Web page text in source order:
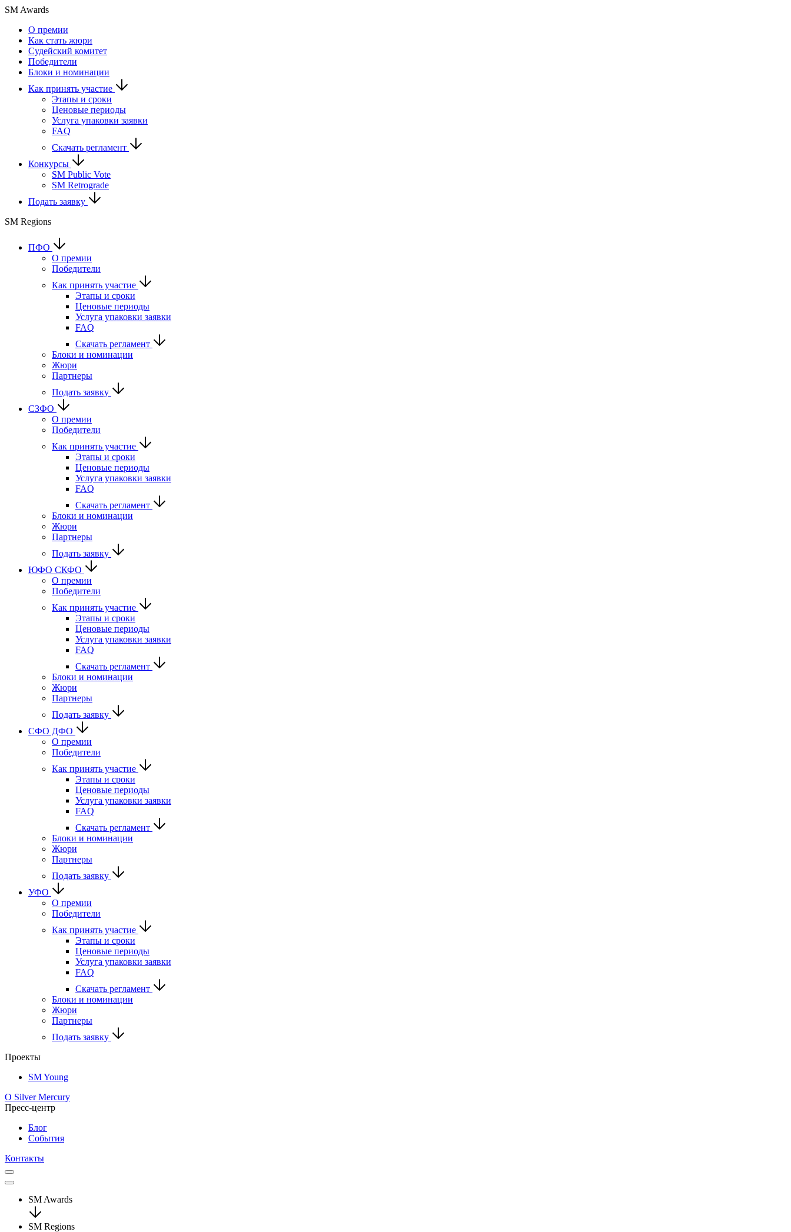
SM Awards
О премии
Как стать жюри
Судейский комитет
Победители
Блоки и номинации
Как принять участие
Этапы и сроки
Ценовые периоды
Услуга упаковки заявки
FAQ
Скачать регламент
Конкурсы
SM Public Vote
SM Retrograde
Подать заявку
SM Regions
ПФО
О премии
Победители
Как принять участие
Этапы и сроки
Ценовые периоды
Услуга упаковки заявки
FAQ
Скачать регламент
Блоки и номинации
Жюри
Партнеры
Подать заявку
СЗФО
О премии
Победители
Как принять участие
Этапы и сроки
Ценовые периоды
Услуга упаковки заявки
FAQ
Скачать регламент
Блоки и номинации
Жюри
Партнеры
Подать заявку
ЮФО СКФО
О премии
Победители
Как принять участие
Этапы и сроки
Ценовые периоды
Услуга упаковки заявки
FAQ
Скачать регламент
Блоки и номинации
Жюри
Партнеры
Подать заявку
CФО ДФО
О премии
Победители
Как принять участие
Этапы и сроки
Ценовые периоды
Услуга упаковки заявки
FAQ
Скачать регламент
Блоки и номинации
Жюри
Партнеры
Подать заявку
УФО
О премии
Победители
Как принять участие
Этапы и сроки
Ценовые периоды
Услуга упаковки заявки
FAQ
Скачать регламент
Блоки и номинации
Жюри
Партнеры
Подать заявку
Проекты
SM Young
О Silver Mercury
Пресс-центр
Блог
События
Контакты
SM Awards
SM Regions